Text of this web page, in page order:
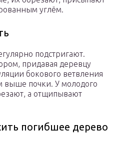
углём.
подстригают.
придавая деревцу
бокового ветвления
выше почки. У молодого
а отщипывают
погибшее дерево